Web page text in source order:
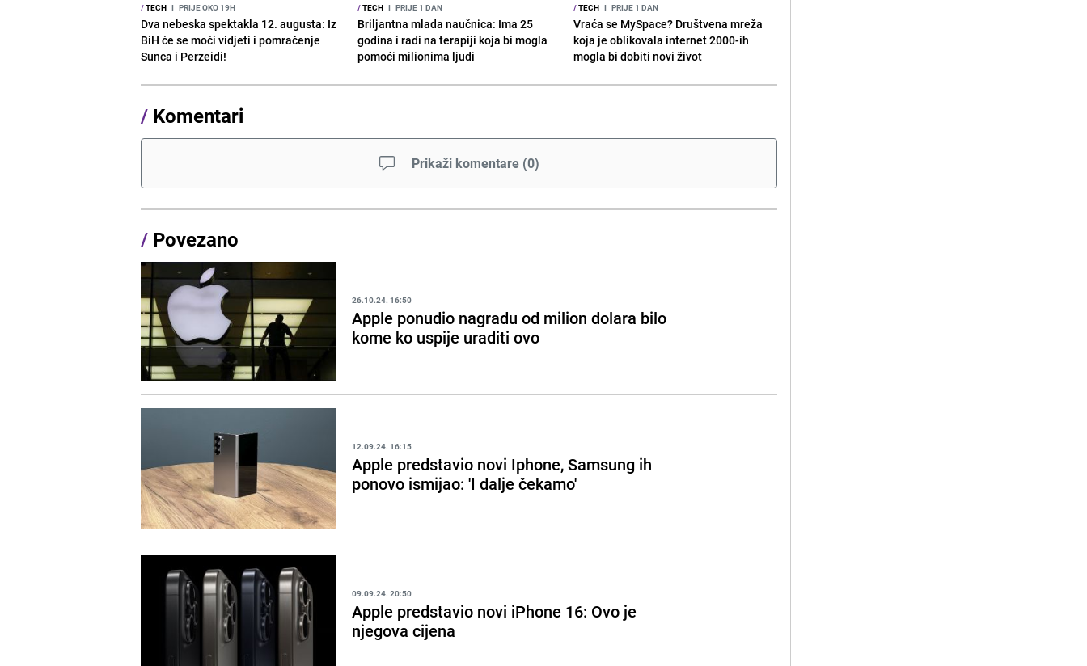
/TECH I PRIJE OKO 19H
Dva nebeska spektakla 12. augusta: Iz
BiH će se moći vidjeti i pomračenje
Sunca i Perzeidi!
/TECH I PRIJE 1 DAN
Briljantna mlada naučnica: Ima 25
godina i radi na terapiji koja bi mogla
pomoći milionima ljudi
/TECH I PRIJE 1 DAN
Vraća se MySpace? Društvena mreža
koja je oblikovala internet 2000-ih
mogla bi dobiti novi život
/ Komentari
Prikaži komentare (0)
/ Povezano
26.10.24. 16:50
Apple ponudio nagradu od milion dolara bilo
kome ko uspije uraditi ovo
12.09.24. 16:15
Apple predstavio novi Iphone, Samsung ih
ponovo ismijao: 'I dalje čekamo'
09.09.24. 20:50
Apple predstavio novi iPhone 16: Ovo je
njegova cijena